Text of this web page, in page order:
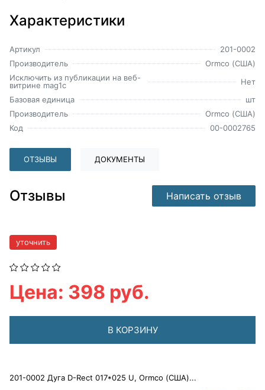
Характеристики
Артикул
201-0002
Производитель
Ormco (США)
Исключить из публикации на веб-
витрине mag1c
Нет
Базовая единица
шт
Производитель
Ormco (США)
Код
00-0002765
ОТЗЫВЫ ДОКУМЕНТЫ
Отзывы Написать отзыв
уточнить
Цена: 398 руб.
В КОРЗИНУ
201-0002 Дуга D-Rect 017*025 U, Ormco (США)...